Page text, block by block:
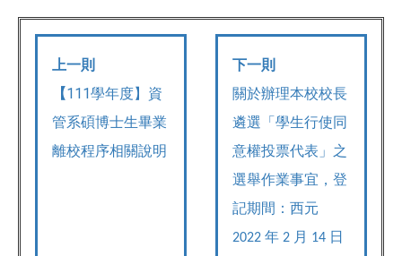
上一則
【111學年度】資
管系碩博士生畢業
離校程序相關說明
下一則
關於辦理本校校長
遴選「學生行使同
意權投票代表」之
選舉作業事宜，登
記期間：西元
2022年 2 月 14 日